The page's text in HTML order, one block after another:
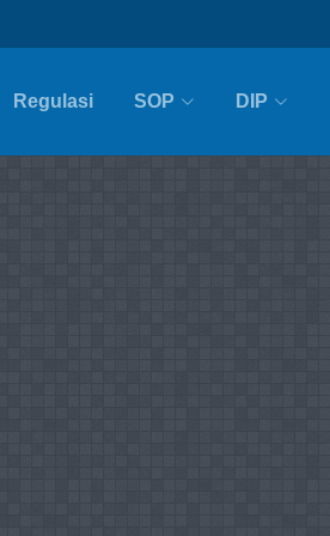
Regulasi SOP DIP